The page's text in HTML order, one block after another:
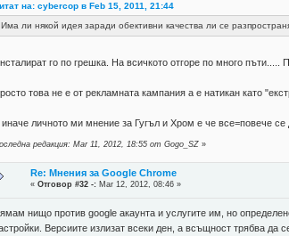
на: cybercop в Feb 15, 2011, 21:44
Има ли някой идея заради обективни качества ли се
го по грешка. На всичкото отгоре по много
това не е от рекламната кампания а е натикан като
личното ми мнение за Гугъл и Хром е че все=повече се
редакция: Mar 11, 2012, 18:55 от Gogo_SZ »
Re: Мнения за Google Chrome
«Отговор #32 -: Mar 12, 2012, 08:46 »
нищо против google акаунта и услугите им, но
Версиите излизат всеки ден, а всъщност трябва да